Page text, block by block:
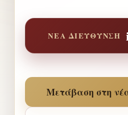
ΝΈΑ ΔΙΕΎΘΥΝΣΗ
Μετάβαση στη